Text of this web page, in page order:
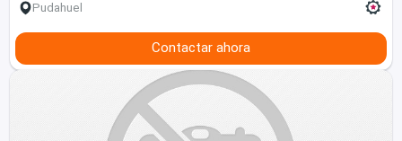
Pudahuel
Contactar ahora